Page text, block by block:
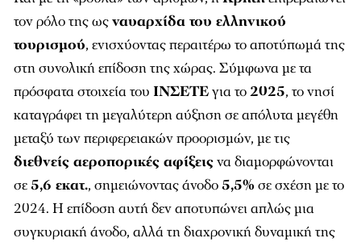
τον ρόλο της ωςναυαρχίδα του ελληνικού
τουρισμού, ενισχύοντας περαιτέρω το αποτύπωμά της
στη συνολική επίδοση της χώρας. Σύμφωνα με τα
πρόσφατα στοιχεία του ΙΝΣΕΤΕγια το2025, το νησί
καταγράφει τη μεγαλύτερη αύξηση σε απόλυτα μεγέθη
μεταξύ των περιφερειακών προορισμών, με τις
διεθνείς αεροπορικές αφίξειςνα διαμορφώνονται
σε5,6 εκατ., σημειώνοντας άνοδο5,5% σε σχέση με το
2024. Η επίδοση αυτή δεν αποτυπώνει απλώς μια
συγκυριακή άνοδο, αλλά τη διαχρονική δυναμική της